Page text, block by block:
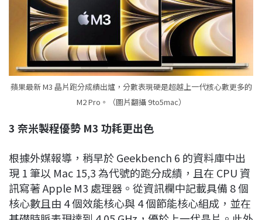
蘋果最新 M3 晶片跑分成績出爐，分數表現硬是超越上一代核心數更多的
M2 Pro。（圖片翻攝 9to5mac）
3 奈米製程優勢 M3 功耗更出色
根據外媒報導，稍早於 Geekbench 6 的資料庫中出
現 1 筆以 Mac 15,3 為代號的跑分成績，且在 CPU 資
訊寫著 Apple M3 處理器。從資訊欄中記載具備 8 個
核心數且由 4 個效能核心與 4 個節能核心組成，並在